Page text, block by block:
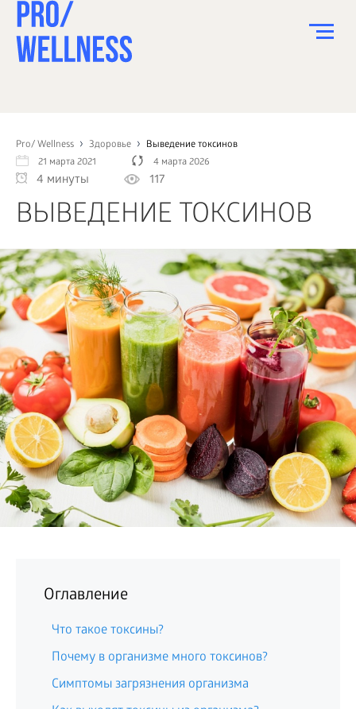
Pro/ Wellness Здоровье
Выведение токсинов
21 марта 2021
4 марта 2026
4 минуты 117
ВЫВЕДЕНИЕ ТОКСИНОВ
Оглавление
Что такое токсины?
Почему в организме много токсинов?
Симптомы загрязнения организма
СПОРТ
ЗДОРОВЬЕ
КРАСОТА
ДЕТИ
ДОМ
КАК?
БИЗНЕС